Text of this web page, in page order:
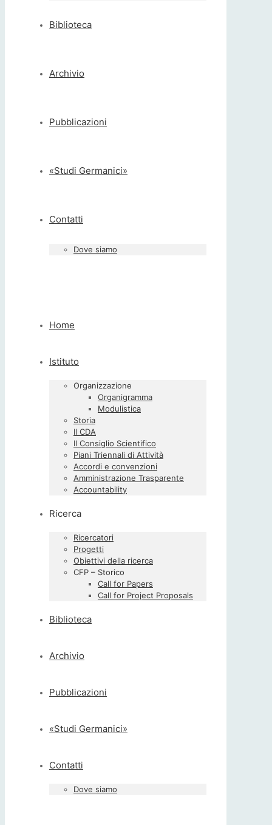
Biblioteca
Archivio
Pubblicazioni
«Studi Germanici»
Contatti
Dove siamo
Home
Istituto
Organizzazione
Organigramma
Modulistica
Storia
Il CDA
Il Consiglio Scientifico
Piani Triennali di Attività
Accordi e convenzioni
Amministrazione Trasparente
Accountability
Ricerca
Ricercatori
Progetti
Obiettivi della ricerca
CFP – Storico
Call for Papers
Call for Project Proposals
Biblioteca
Archivio
Pubblicazioni
«Studi Germanici»
Contatti
Dove siamo